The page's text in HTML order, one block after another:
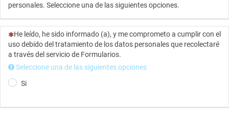
personales. Seleccione una de las siguientes opciones.
(Esta pregunta es obligatoria)
He leído, he sido informado (a), y me comprometo a cumplir con el
uso debido del tratamiento de los datos personales que recolectaré
a través del servicio de Formularios.
Seleccione una de las siguientes opciones
Si